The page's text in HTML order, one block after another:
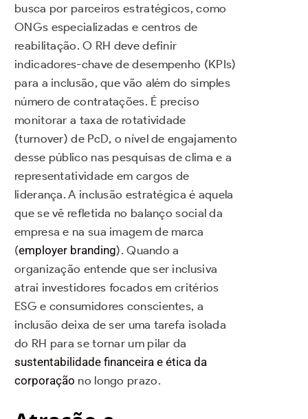
busca por parceiros estratégicos, como
ONGs especializadas e centros de
reabilitação. O RH deve definir
indicadores-chave de desempenho (KPIs)
para a inclusão, que vão além do simples
número de contratações. É preciso
monitorar a taxa de rotatividade
(turnover) de PcD, o nível de engajamento
desse público nas pesquisas de clima e a
representatividade em cargos de
liderança. A inclusão estratégica é aquela
que se vê refletida no balanço social da
empresa e na sua imagem de marca
(employer branding). Quando a
organização entende que ser inclusiva
atrai investidores focados em critérios
ESG e consumidores conscientes, a
inclusão deixa de ser uma tarefa isolada
do RH para se tornar um pilar da
sustentabilidade financeira e ética da
corporação no longo prazo.